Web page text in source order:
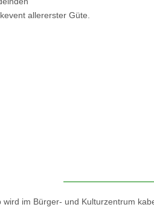
allererster Güte.
wird im Bürger- und Kulturzentrum